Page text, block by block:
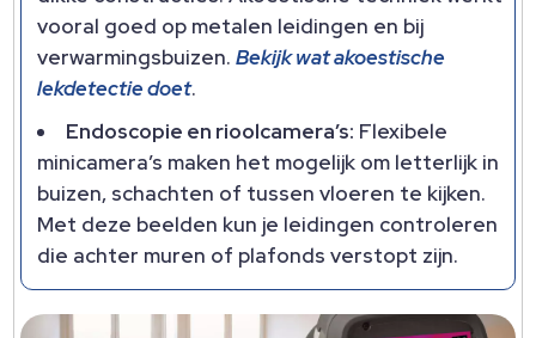
vooral goed op metalen leidingen en bij
verwarmingsbuizen.Bekijk wat akoestische
lekdetectie doet.
Endoscopie en rioolcamera’s: Flexibele
minicamera’s maken het mogelijk om letterlijk in
buizen, schachten of tussen vloeren te kijken.
Met deze beelden kun je leidingen controleren
die achter muren of plafonds verstopt zijn.